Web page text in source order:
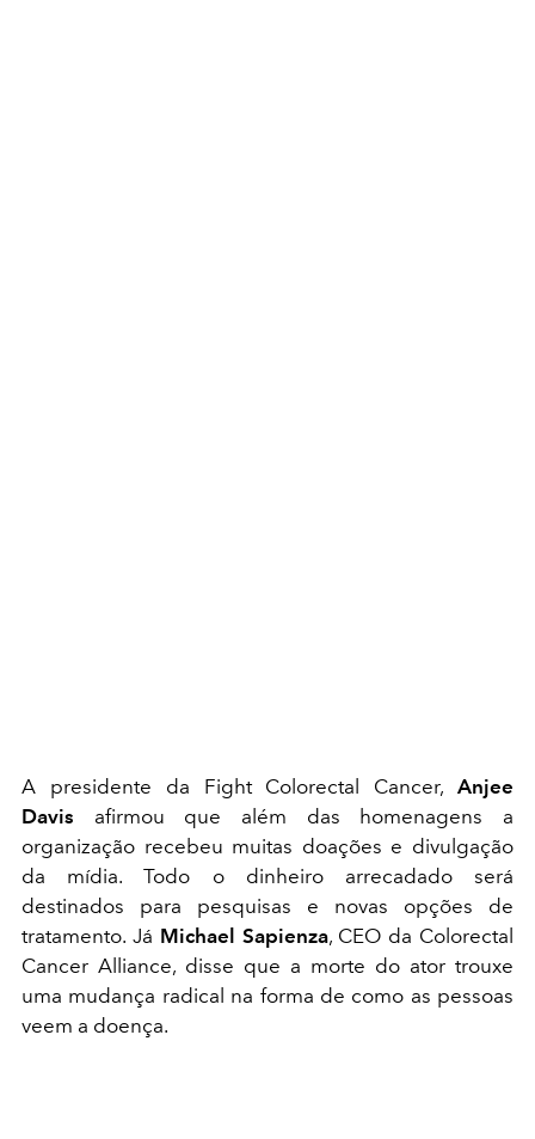
A presidente da Fight Colorectal Cancer, Anjee
Davis afirmou que além das homenagens a
organização recebeu muitas doações e divulgação
da mídia. Todo o dinheiro arrecadado será
destinados para pesquisas e novas opções de
tratamento. Já Michael Sapienza, CEO da Colorectal
Cancer Alliance, disse que a morte do ator trouxe
uma mudança radical na forma de como as pessoas
veem a doença.